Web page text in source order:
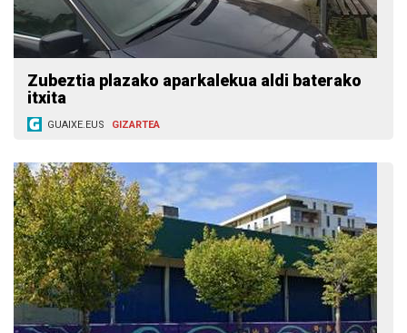
Zubeztia plazako aparkalekua aldi baterako
itxita
GUAIXE.EUS GIZARTEA